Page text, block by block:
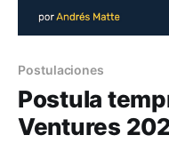
Postulaciones
Postula
Ventures